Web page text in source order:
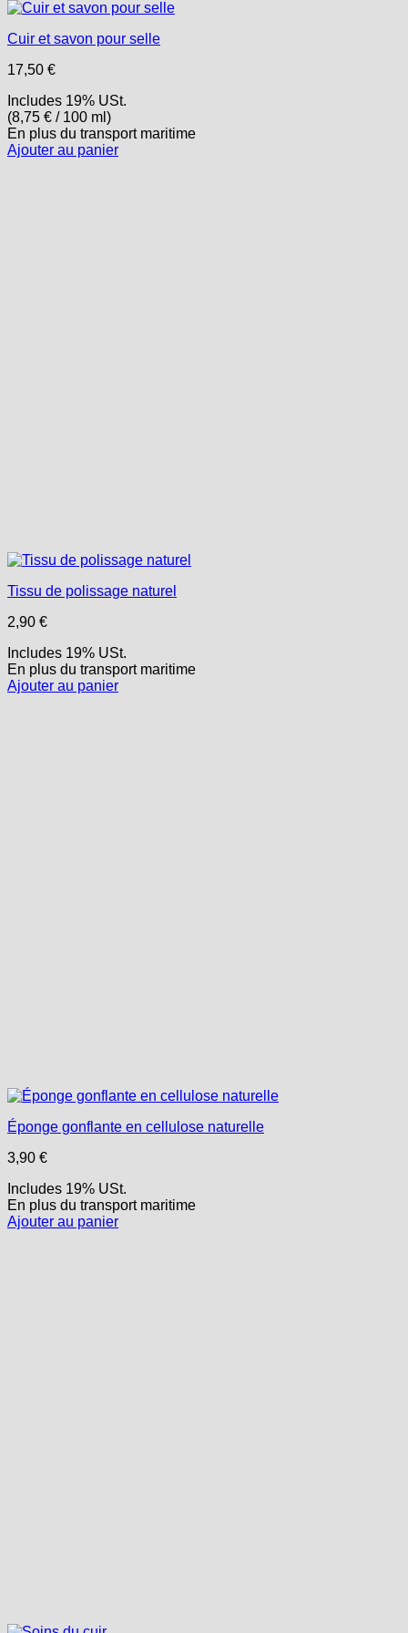
Cuir et savon pour selle
17,50 €
Includes 19% USt.
(8,75 € / 100 ml)
En plus du transportmaritime
Ajouter au panier
Tissu de polissage naturel
2,90 €
Includes 19% USt.
En plus du transportmaritime
Ajouter au panier
Éponge gonflante en cellulose naturelle
3,90 €
Includes 19% USt.
En plus du transportmaritime
Ajouter au panier